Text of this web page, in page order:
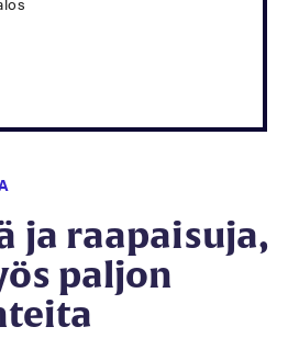
ja raapaisuja,
paljon